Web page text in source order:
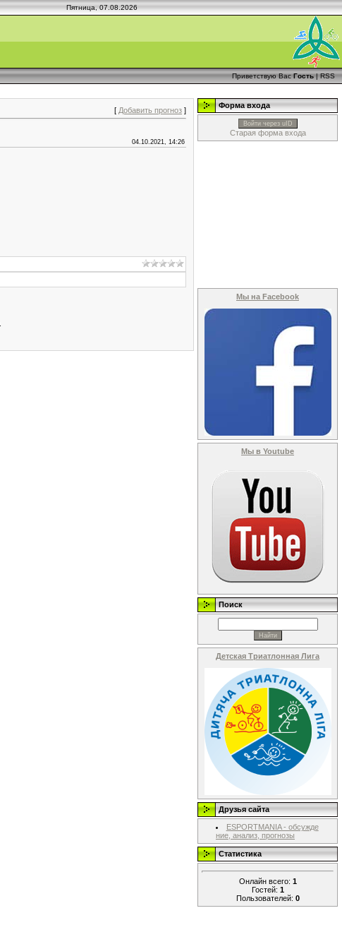
Пятница, 07.08.2026
Приветствую Вас Гость|RSS
[ Добавить прогноз ]
04.10.2021, 14:26
Форма входа
Войти через uID
Старая форма входа
Мы на Facebook
Мы в Youtube
Поиск
Детская Триатлонная Лига
Друзья сайта
ESPORTMANIA - обсужде
ние, анализ, прогнозы
Статистика
Онлайн всего: 1
Гостей: 1
Пользователей: 0